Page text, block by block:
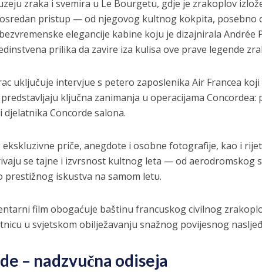
zraka i svemira u Le Bourgetu, gdje je zrakoplov
pristup — od njegovog kultnog kokpita, posebno
elegancije kabine koju je dizajnirala Andrée
prilika da zavire iza kulisa ove prave legende
uključuje intervjue s petero zaposlenika Air Francea koji
ključna zanimanja u operacijama Concordea:
djelatnika Concorde salona.
ekskluzivne priče, anegdote i osobne fotografije, kao i
se tajne i izvrsnost kultnog leta — od aerodromskog
prestižnog iskustva na samom letu.
film obogaćuje baštinu francuskog civilnog
u svjetskom obilježavanju snažnog povijesnog
– nadzvučna odiseja